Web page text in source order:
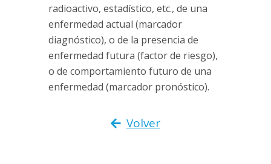
radioactivo, estadístico, etc., de una
enfermedad actual (marcador
diagnóstico), o de la presencia de
enfermedad futura (factor de riesgo),
o de comportamiento futuro de una
enfermedad (marcador pronóstico).
Volver